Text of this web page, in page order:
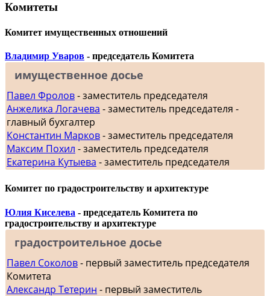
Комитеты
Комитет имущественных отношений
Владимир Уваров - председатель Комитета
имущественное досье
Павел Фролов- заместитель председателя
Анжелика Логачева - заместитель председателя -
главный бухгалтер
Константин Марков- заместитель председателя
Максим Похил - заместитель председателя
Екатерина Кутыева - заместитель председателя
Комитет по градостроительству и архитектуре
Юлия Киселева - председатель Комитета по
градостроительству и архитектуре
градостроительное досье
Павел Соколов- первый заместитель председателя
Комитета
Александр Тетерин - первый заместитель